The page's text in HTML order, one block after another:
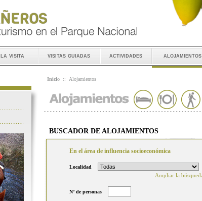
la visita visitas guiadas actividades alojamientos
Inicio :: Alojamientos
BUSCADOR DE ALOJAMIENTOS
En el área de influencia socioeconómica
Localidad
Ampliar la
Nº de personas